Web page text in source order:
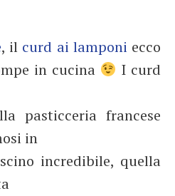
, il curd ai lamponi ecco
in cucina
I curd
pasticceria francese
in
incredibile, quella